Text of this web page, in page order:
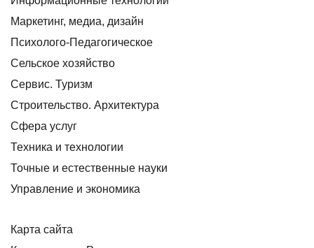
Маркетинг, медиа, дизайн
Психолого-Педагогическое
Сельское хозяйство
Сервис. Туризм
Строительство. Архитектура
Сфера услуг
Техника и технологии
Точные и естественные науки
Управление и экономика
Карта сайта